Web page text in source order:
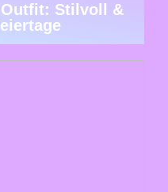
Stilvoll &